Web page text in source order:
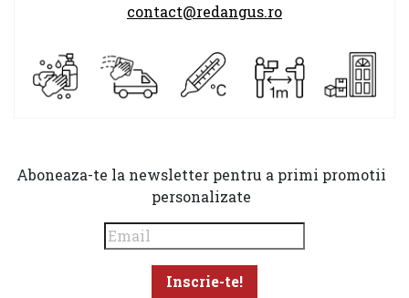
contact@redangus.ro
Aboneaza-te la newsletter pentru a primi promotii
personalizate